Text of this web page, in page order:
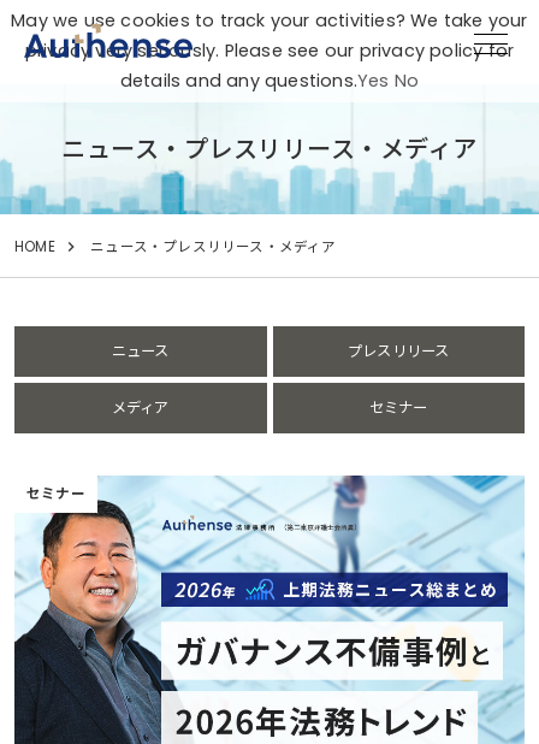
ニュース・プレスリリース・メディア
HOME ニュース・プレスリリース・メディア
ニュース プレスリリース
メディア セミナー
セミナー
May we use cookies to track your activities? We take your
privacy very seriously. Please see our privacy policy for
details and any questions.Yes No